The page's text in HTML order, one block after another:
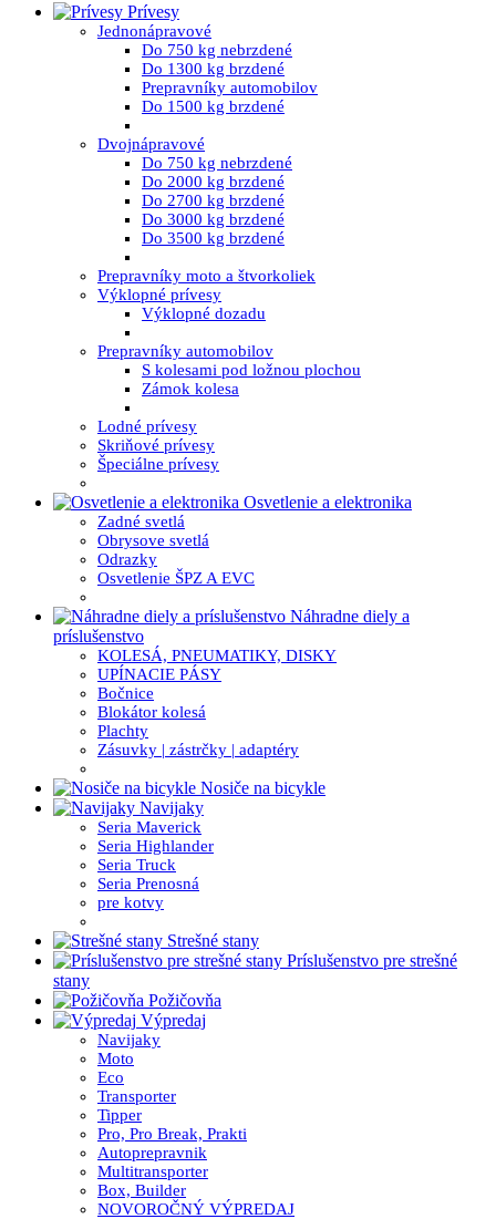
Prívesy
Jednonápravové
Do 750 kg nebrzdené
Do 1300 kg brzdené
Prepravníky automobilov
Do 1500 kg brzdené
Dvojnápravové
Do 750 kg nebrzdené
Do 2000 kg brzdené
Do 2700 kg brzdené
Do 3000 kg brzdené
Do 3500 kg brzdené
Prepravníky moto a štvorkoliek
Výklopné prívesy
Výklopné dozadu
Prepravníky automobilov
S kolesami pod ložnou plochou
Zámok kolesa
Lodné prívesy
Skriňové prívesy
Špeciálne prívesy
Osvetlenie a elektronika
Zadné svetlá
Obrysove svetlá
Odrazky
Osvetlenie ŠPZ A EVC
Náhradne diely a
príslušenstvo
KOLESÁ, PNEUMATIKY, DISKY
UPÍNACIE PÁSY
Bočnice
Blokátor kolesá
Plachty
Zásuvky | zástrčky | adaptéry
Nosiče na bicykle
Navijaky
Seria Maverick
Seria Highlander
Seria Truck
Seria Prenosná
pre kotvy
Strešné stany
Príslušenstvo pre strešné
stany
Požičovňa
Výpredaj
Navijaky
Moto
Eco
Transporter
Tipper
Pro, Pro Break, Prakti
Autoprepravnik
Multitransporter
Box, Builder
NOVOROČNÝ VÝPREDAJ